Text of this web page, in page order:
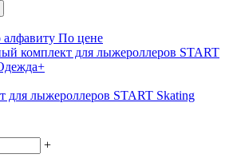
По цене
для лыжероллеров START Skating
+